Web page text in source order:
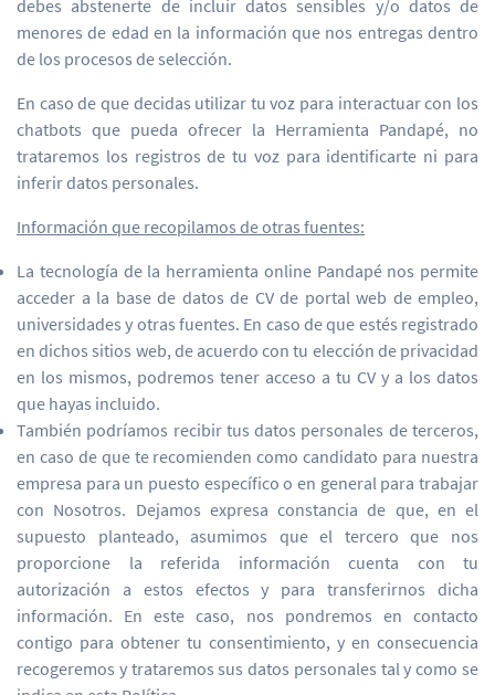
debes abstenerte de incluir datos sensibles y/o datos de
menores de edad en la información que nos entregas dentro
de los procesos de selección.
En caso de que decidas utilizar tu voz para interactuar con los
chatbots que pueda ofrecer la Herramienta Pandapé, no
trataremos los registros de tu voz para identificarte ni para
inferir datos personales.
Información que recopilamos de otras fuentes:
La tecnología de la herramienta online Pandapé nos permite
acceder a la base de datos de CV de portal web de empleo,
universidades y otras fuentes. En caso de que estés registrado
en dichos sitios web, de acuerdo con tu elección de privacidad
en los mismos, podremos tener acceso a tu CV y a los datos
que hayas incluido.
También podríamos recibir tus datos personales de terceros,
en caso de que te recomienden como candidato para nuestra
empresa para un puesto específico o en general para trabajar
con Nosotros. Dejamos expresa constancia de que, en el
supuesto planteado, asumimos que el tercero que nos
proporcione la referida información cuenta con tu
autorización a estos efectos y para transferirnos dicha
información. En este caso, nos pondremos en contacto
contigo para obtener tu consentimiento, y en consecuencia
recogeremos y trataremos sus datos personales tal y como se